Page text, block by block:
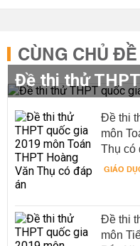
CÙNG CHỦ ĐỀ
Đề thi thử
Đề thi
môn
Thụ có
GIÁO
Đề thi
môn